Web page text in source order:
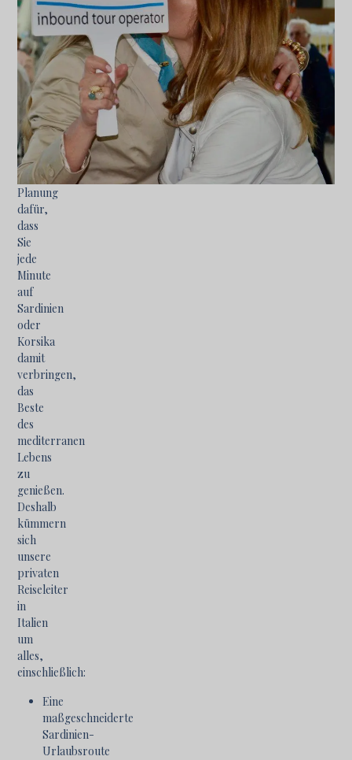
ist,
im
Urlaub
mit
dem
Strom
zu
schwimmen,
sorgt
eine
vorausschauende
Planung
dafür,
dass
Sie
jede
Minute
auf
Sardinien
oder
Korsika
damit
verbringen,
das
Beste
des
mediterranen
Lebens
zu
genießen.
Deshalb
kümmern
sich
unsere
privaten
Reiseleiter
in
Italien
um
alles,
einschließlich:
Eine
maßgeschneiderte
Sardinien-
Urlaubsroute